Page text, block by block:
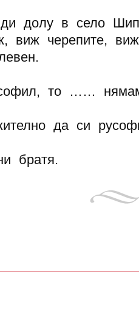
долу в село
виж черепите,
то ……
да си
братя.